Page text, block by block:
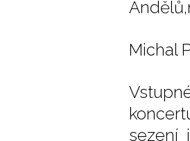
Michal
sezení